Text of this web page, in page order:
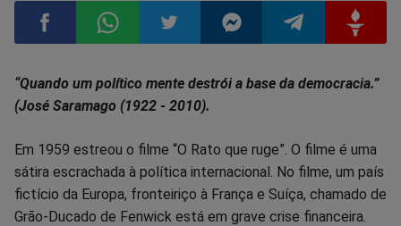
Compartilhar
Facebook
Compartilhar
Whatsapp
Compartilhar
Twitter
Compartilhar
Messenger
Compartilhar
TelegramGettr
“Quando um político mente destrói a base da democracia.”
(José Saramago (1922 - 2010).
Em 1959 estreou o filme “O Rato que ruge”. O filme é uma
sátira escrachada à política internacional. No filme, um país
fictício da Europa, fronteiriço à França e Suíça, chamado de
Grão-Ducado de Fenwick está em grave crise financeira.